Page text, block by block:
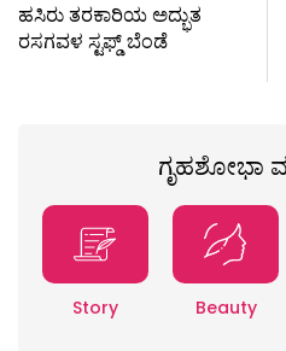
ಹಸಿರು ತರಕಾರಿಯ ಅದ್ಭುತ
ರಸಗವಳ ಸ್ಟಫ್ಡ್ ಬೆಂಡೆ
ಗೃಹಶೋಭಾ
Story Beauty